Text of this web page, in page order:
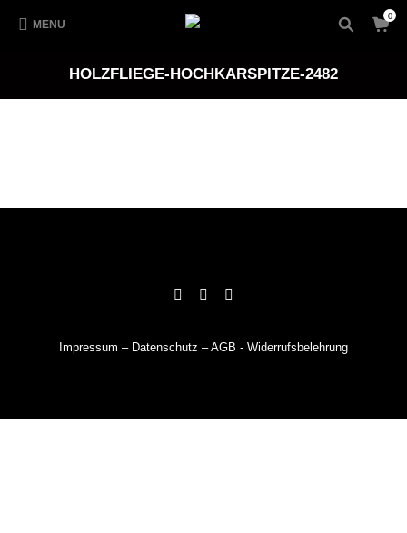
MENU
0
HOLZFLIEGE-HOCHKARSPITZE-2482
Impressum – Datenschutz –AGB - Widerrufsbelehrung